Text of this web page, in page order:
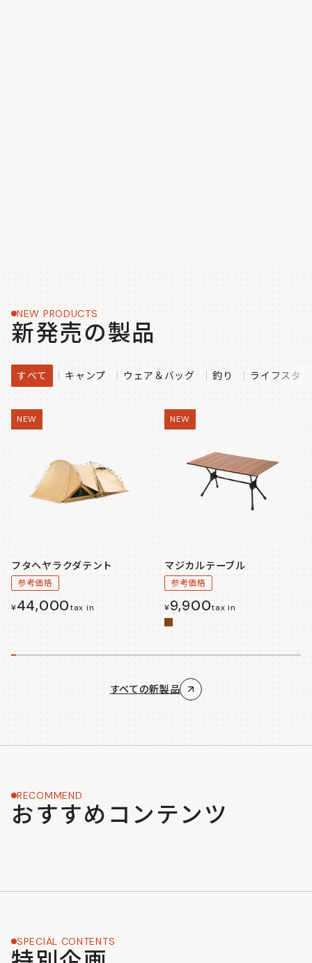
NEW PRODUCTS
新発売の製品
すべて キャンプ ウェア＆バッグ 釣り ライフスタ
NEW
フタヘヤラクダテント
参考価格
¥44,000tax in
NEW
マジカルテーブル
参考価格
¥9,900tax in
すべての新製品
RECOMMEND
おすすめコンテンツ
SPECIAL CONTENTS